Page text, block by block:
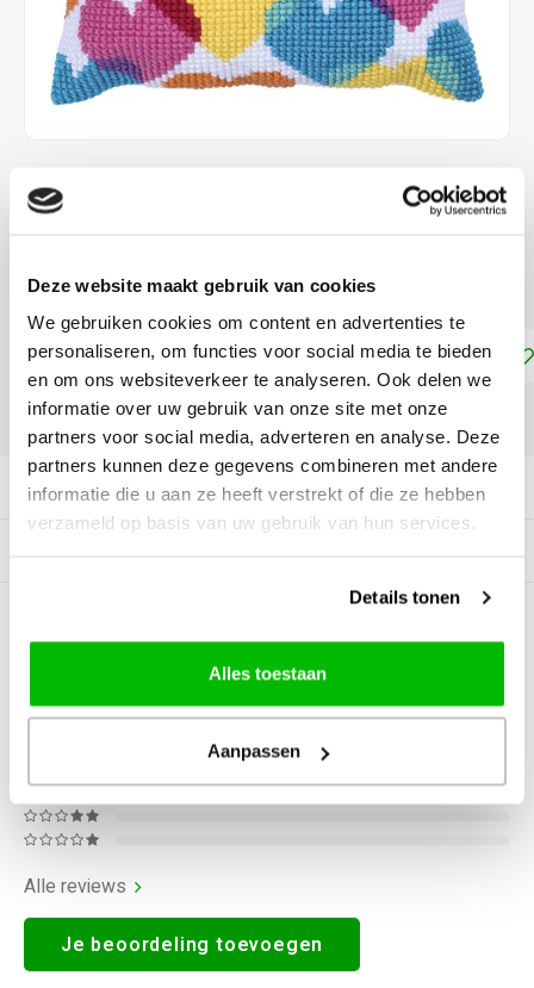
Deze website maakt gebruik van cookies
We gebruiken cookies om content en advertenties te
personaliseren, om functies voor social media te bieden
en om ons websiteverkeer te analyseren. Ook delen we
informatie over uw gebruik van onze site met onze
partners voor social media, adverteren en analyse. Deze
partners kunnen deze gegevens combineren met andere
informatie die u aan ze heeft verstrekt of die ze hebben
verzameld op basis van uw gebruik van hun services.
Details tonen
Alles toestaan
Aanpassen
€26,50
40 x 40 cm voorbedrukt canvas, kruissteek
Toevoegen aan winkelwagen
DELEN:
Productomschrijving
Alle reviews
Je beoordeling toevoegen